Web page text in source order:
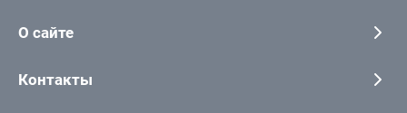
О сайте
Контакты